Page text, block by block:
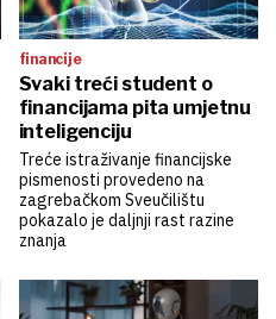
financije
Svaki treći student o
financijama pita umjetnu
inteligenciju
Treće istraživanje financijske
pismenosti provedeno na
zagrebačkom Sveučilištu
pokazalo je daljnji rast razine
znanja